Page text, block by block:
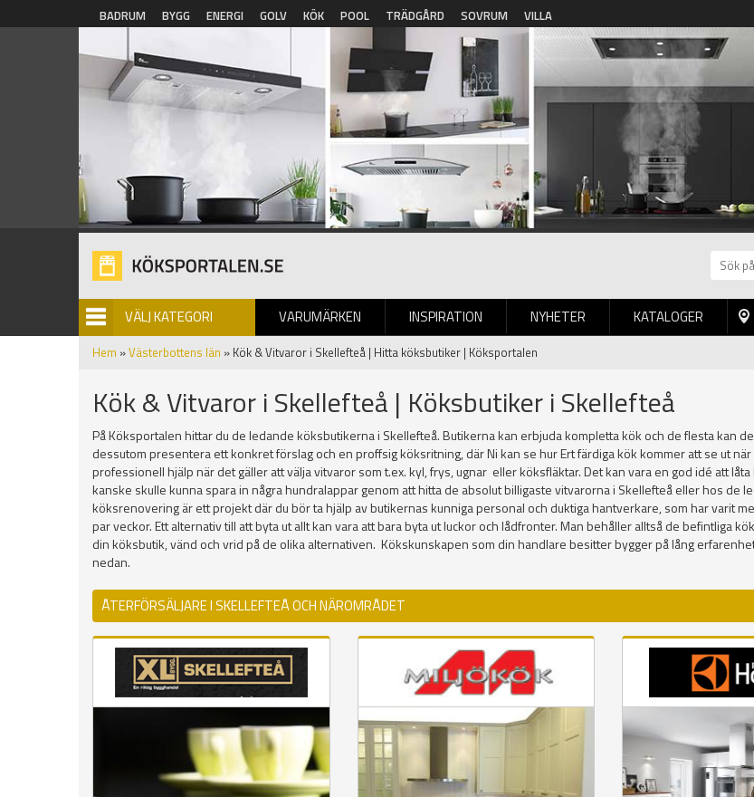
Hoppa till huvudinnehåll
BADRUM BYGG ENERGI GOLV KÖK POOL TRÄDGÅRD SOVRUM VILLA
VÄLJ KATEGORI VARUMÄRKEN INSPIRATION NYHETER
BILDGALLERI KATALOGER
Hem »Västerbottens län » Kök & Vitvaror i Skellefteå | Hitta köksbutiker | Köksportalen
Kök & Vitvaror i Skellefteå | Köksbutiker i Skellefteå
På Köksportalen hittar du de ledande köksbutikerna i Skellefteå. Butikerna kan erbjuda kompletta kök och de flesta kan
dessutom presentera ett konkret förslag och en proffsig köksritning, där Ni kan se hur Ert färdiga kök kommer att se ut
professionell hjälp när det gäller att välja vitvaror som t.ex. kyl, frys, ugnar eller köksfläktar. Det kan vara en god idé att
kanske skulle kunna spara in några hundralappar genom att hitta de absolut billigaste vitvarorna i Skellefteå eller hos de
köksrenovering är ett projekt där du bör ta hjälp av butikernas kunniga personal och duktiga hantverkare, som har varit
par veckor. Ett alternativ till att byta ut allt kan vara att bara byta ut luckor och lådfronter. Man behåller alltså de befintliga
din köksbutik, vänd och vrid på de olika alternativen. Kökskunskapen som din handlare besitter bygger på lång
nedan.
ÅTERFÖRSÄLJARE I SKELLEFTEÅ OCH NÄROMRÅDET